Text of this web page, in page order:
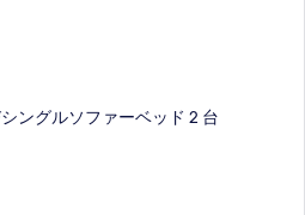
ングルソファーベッド 2 台